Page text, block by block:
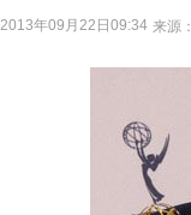
2013年09月22日09:34 来源：